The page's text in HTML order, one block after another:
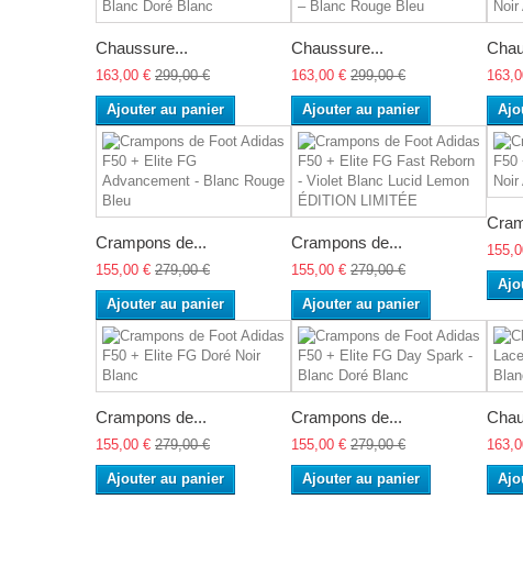
Chaussure...
163,00 € 299,00 €
Ajouter au panier
Chaussure...
163,00 € 299,00 €
Ajouter au panier
Crampons de...
155,00 € 279,00 €
Ajouter au panier
Crampons de...
155,00 € 279,00 €
Ajouter au panier
Crampons de...
155,00 € 279,00 €
Ajouter au panier
Crampons de...
155,00 € 279,00 €
Ajouter au panier